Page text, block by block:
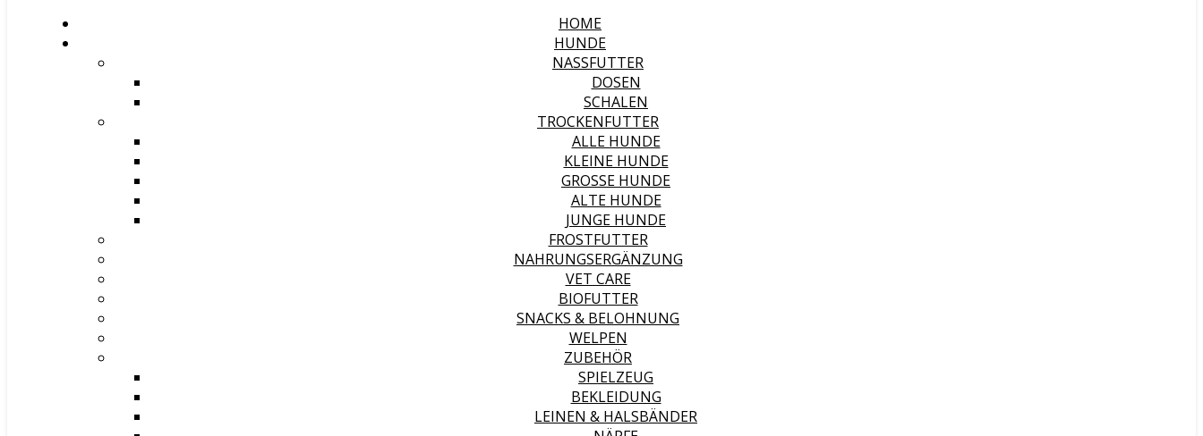
HOME
HUNDE
NASSFUTTER
DOSEN
SCHALEN
TROCKENFUTTER
ALLE HUNDE
KLEINE HUNDE
GROSSE HUNDE
ALTE HUNDE
JUNGE HUNDE
FROSTFUTTER
NAHRUNGSERGÄNZUNG
VET CARE
BIOFUTTER
SNACKS & BELOHNUNG
WELPEN
ZUBEHÖR
SPIELZEUG
BEKLEIDUNG
LEINEN & HALSBÄNDER